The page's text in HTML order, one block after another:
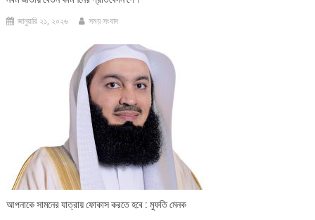
জানুয়ারি ২১, ২০২৬ সময় সংবাদ
আপনাকে সামনের যাত্রায় ফোকাস করতে হবে : মুফতি মেনক